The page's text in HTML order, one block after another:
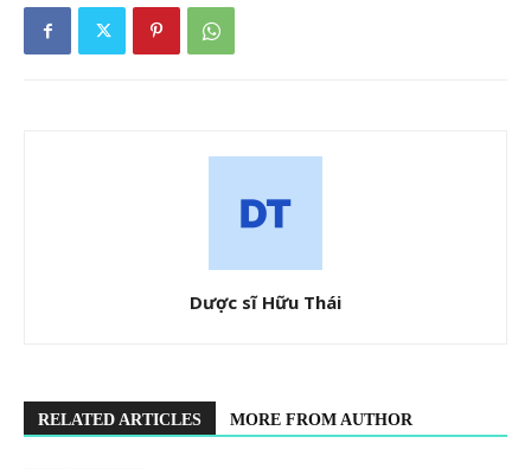
Dược sĩ Hữu Thái
RELATED ARTICLES MORE FROM AUTHOR